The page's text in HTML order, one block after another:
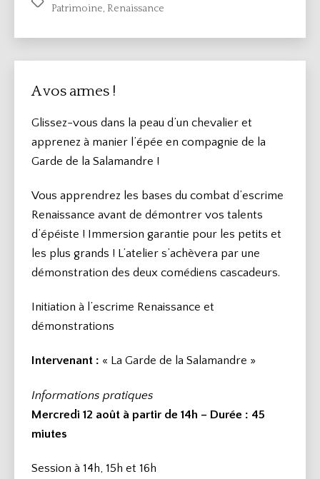
Patrimoine, Renaissance
A vos armes !
Glissez-vous dans la peau d’un chevalier et
apprenez à manier l’épée en compagnie de la
Garde de la Salamandre !
Vous apprendrez les bases du combat d’escrime
Renaissance avant de démontrer vos talents
d’épéiste ! Immersion garantie pour les petits et
les plus grands ! L’atelier s’achèvera par une
démonstration des deux comédiens cascadeurs.
Initiation à l’escrime Renaissance et
démonstrations
Intervenant : « La Garde de la Salamandre »
Informations pratiques
Mercredi 12 août à partir de 14h – Durée : 45
miutes
Session à 14h, 15h et 16h